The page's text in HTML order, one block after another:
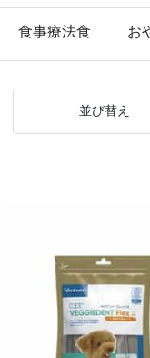
食事療法食 お
並び替え